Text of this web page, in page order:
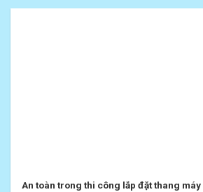
An toàn trong thi công lắp đặt thang máy